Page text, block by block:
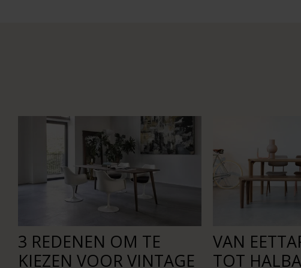
3 REDENEN OM TE
KIEZEN VOOR VINTAGE
VAN
TOT